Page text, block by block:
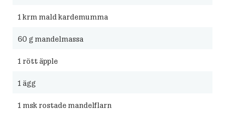
1krm mald kardemumma
60 g mandelmassa
1 rött äpple
1 ägg
1 msk rostade mandelflarn